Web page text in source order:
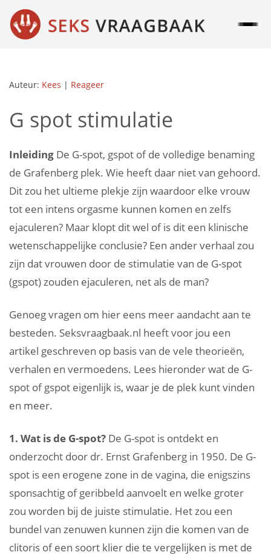
Auteur: Kees | Reageer
G spot stimulatie
Inleiding De G-spot, gspot of de volledige benaming
de Grafenberg plek. Wie heeft daar niet van gehoord.
Dit zou het ultieme plekje zijn waardoor elke vrouw
tot een intens orgasme kunnen komen en zelfs
ejaculeren? Maar klopt dit wel of is dit een klinische
wetenschappelijke conclusie? Een ander verhaal zou
zijn dat vrouwen door de stimulatie van de G-spot
(gspot) zouden ejaculeren, net als de man?
Genoeg vragen om hier eens meer aandacht aan te
besteden. Seksvraagbaak.nl heeft voor jou een
artikel geschreven op basis van de vele theorieën,
verhalen en vermoedens. Lees hieronder wat de G-
spot of gspot eigenlijk is, waar je de plek kunt vinden
en meer.
1. Wat is de G-spot? De G-spot is ontdekt en
onderzocht door dr. Ernst Grafenberg in 1950. De G-
spot is een erogene zone in de vagina, die enigszins
sponsachtig of geribbeld aanvoelt en welke groter
zou worden bij de juiste stimulatie. Het zou een
bundel van zenuwen kunnen zijn die komen van de
clitoris of een soort klier die te vergelijken is met de